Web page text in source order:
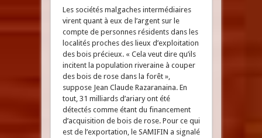
Les sociétés malgaches intermédiaires
virent quant à eux de l’argent sur le
compte de personnes résidents dans les
localités proches des lieux d’exploitation
des bois précieux. « Cela veut dire qu’ils
incitent la population riveraine à couper
des bois de rose dans la forêt »,
suppose Jean Claude Razaranaina. En
tout, 31 milliards d’ariary ont été
détectés comme étant du financement
d’acquisition de bois de rose. Pour ce qui
est de l’exportation, le SAMIFIN a signalé